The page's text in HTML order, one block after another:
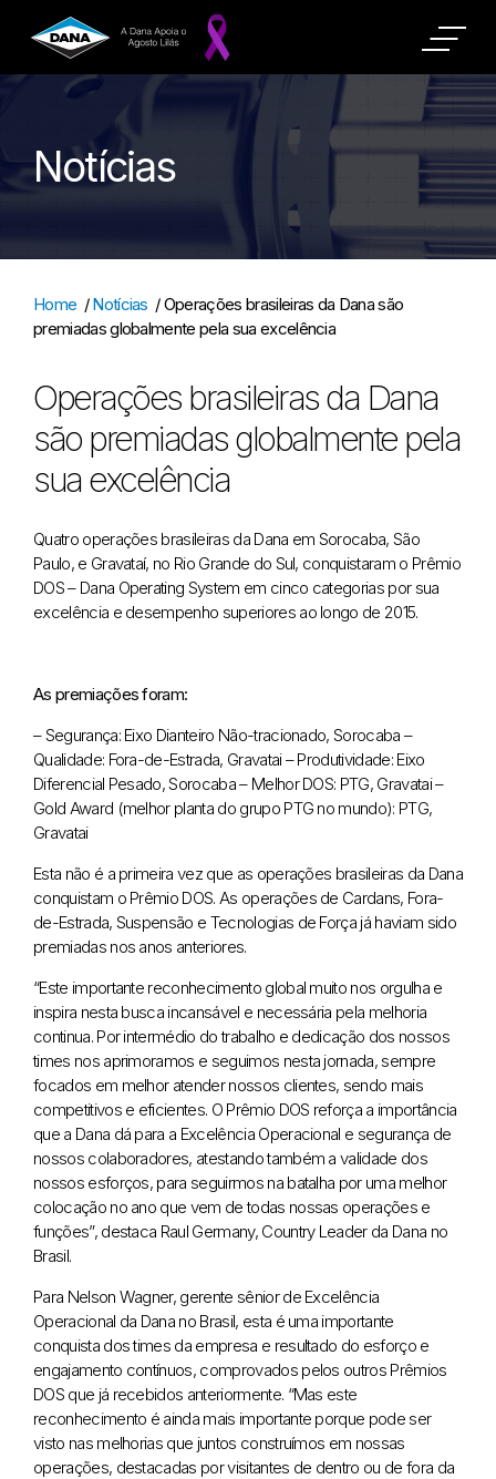
Notícias
Home /Notícias /Operações brasileiras da Dana são
premiadas globalmente pela sua excelência
Operações brasileiras da Dana
são premiadas globalmente pela
sua excelência
Quatro operações brasileiras da Dana em Sorocaba, São
Paulo, e Gravataí, no Rio Grande do Sul, conquistaram o Prêmio
DOS – Dana Operating System em cinco categorias por sua
excelência e desempenho superiores ao longo de 2015.
As premiações foram:
– Segurança: Eixo Dianteiro Não-tracionado, Sorocaba –
Qualidade: Fora-de-Estrada, Gravatai– Produtividade: Eixo
Diferencial Pesado, Sorocaba– Melhor DOS: PTG, Gravatai–
Gold Award (melhor planta do grupo PTG no mundo): PTG,
Gravatai
Esta não é a primeira vez que as operações brasileiras da Dana
conquistam o Prêmio DOS. As operações de Cardans, Fora-
de-Estrada, Suspensão e Tecnologias de Força já haviam sido
premiadas nos anos anteriores.
“Este importante reconhecimento global muito nos orgulha e
inspira nesta busca incansável e necessária pela melhoria
continua. Por intermédio do trabalho e dedicação dos nossos
times nos aprimoramos e seguimos nesta jornada, sempre
focados em melhor atender nossos clientes, sendo mais
competitivos e eficientes. O Prêmio DOS reforça a importância
que a Dana dá para a Excelência Operacional e segurança de
nossos colaboradores, atestando também a validade dos
nossos esforços, para seguirmos na batalha por uma melhor
colocação no ano que vem de todas nossas operações e
funções”, destaca Raul Germany, Country Leader da Dana no
Brasil.
Para Nelson Wagner, gerente sênior de Excelência
Operacional da Dana no Brasil, esta é uma importante
conquista dos times da empresa e resultado do esforço e
engajamento contínuos, comprovados pelos outros Prêmios
DOS que já recebidos anteriormente. “Mas este
reconhecimento é ainda mais importante porque pode ser
visto nas melhorias que juntos construímos em nossas
operações, destacadas por visitantes de dentro ou de fora da